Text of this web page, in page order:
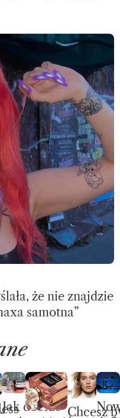
że nie znajdzie
samotna”
Jak dobrze Chcesz